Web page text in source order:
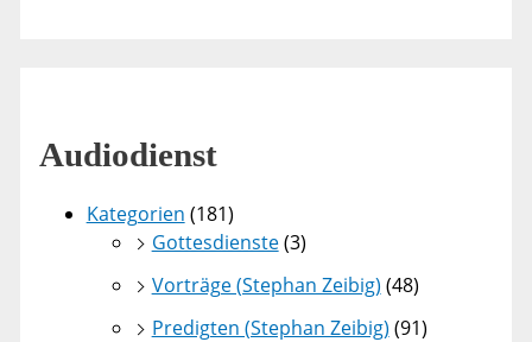
Audiodienst
Kategorien (181)
Gottesdienste(3)
Vorträge (Stephan Zeibig) (48)
Predigten (Stephan Zeibig) (91)